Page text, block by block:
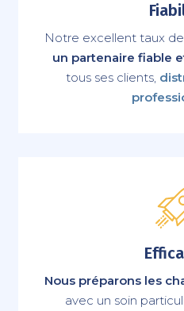
Notre excellent taux
un partenaire fiable
tous ses clients,
Nous préparons les
avec un soin